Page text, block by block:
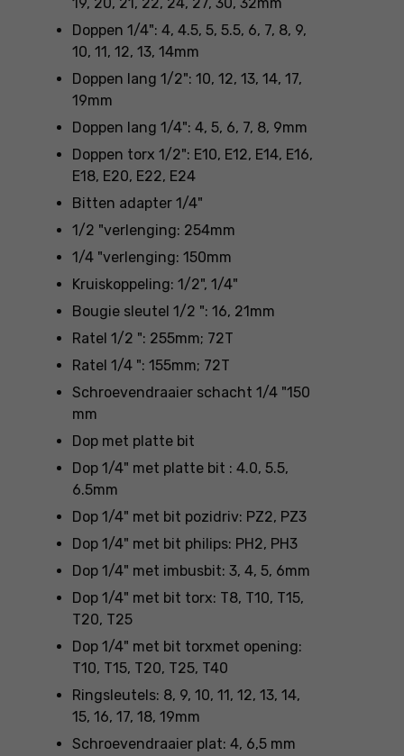
Doppen 1/4": 4, 4.5, 5, 5.5, 6, 7, 8, 9,
10, 11, 12, 13, 14mm
Doppen lang 1/2": 10, 12, 13, 14, 17,
19mm
Doppen lang 1/4": 4, 5, 6, 7, 8, 9mm
Doppen torx 1/2": E10, E12, E14, E16,
E18, E20, E22, E24
Bitten adapter 1/4"
1/2 "verlenging: 254mm
1/4 "verlenging: 150mm
Kruiskoppeling: 1/2", 1/4"
Bougie sleutel 1/2 ": 16, 21mm
Ratel 1/2 ": 255mm; 72T
Ratel 1/4 ": 155mm; 72T
Schroevendraaier schacht 1/4 "150
mm
Dop met platte bit
Dop 1/4" met platte bit : 4.0, 5.5,
6.5mm
Dop 1/4" met bit pozidriv: PZ2, PZ3
Dop 1/4" met bit philips: PH2, PH3
Dop 1/4" met imbusbit: 3, 4, 5, 6mm
Dop 1/4" met bit torx: T8, T10, T15,
T20, T25
Dop 1/4" met bit torxmet opening:
T10, T15, T20, T25, T40
Ringsleutels: 8, 9, 10, 11, 12, 13, 14,
15, 16, 17, 18, 19mm
Schroevendraaier plat: 4, 6,5 mm